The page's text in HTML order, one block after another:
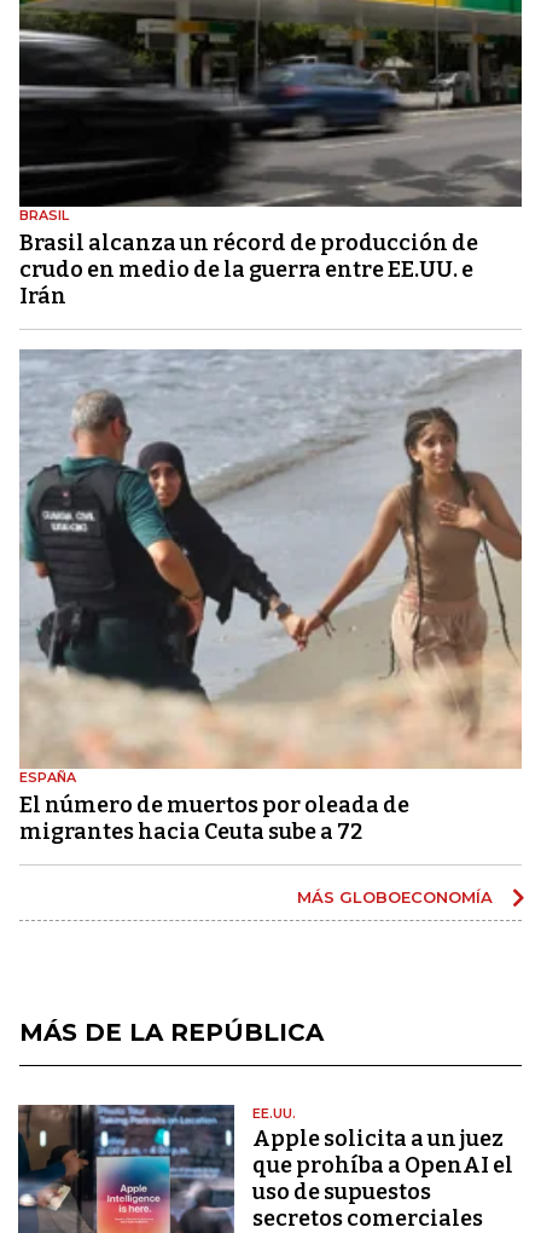
BRASIL
Brasil alcanza un récord de producción de
crudo en medio de la guerra entre EE.UU. e
Irán
ESPAÑA
El número de muertos por oleada de
migrantes hacia Ceuta sube a 72
MÁS GLOBOECONOMÍA
MÁS DE LA REPÚBLICA
EE.UU.
Apple solicita a un juez
que prohíba a OpenAI el
uso de supuestos
secretos comerciales